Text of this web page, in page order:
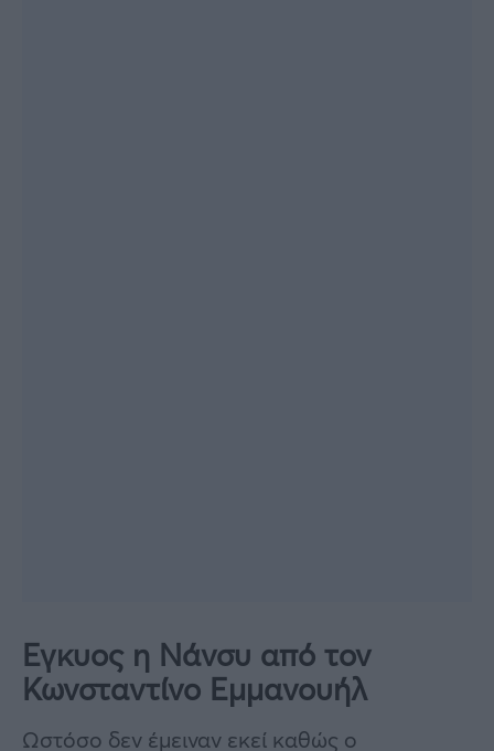
Εγκυος η Νάνσυ από τον
Κωνσταντίνο Εμμανουήλ
Ωστόσο δεν έμειναν εκεί καθώς ο